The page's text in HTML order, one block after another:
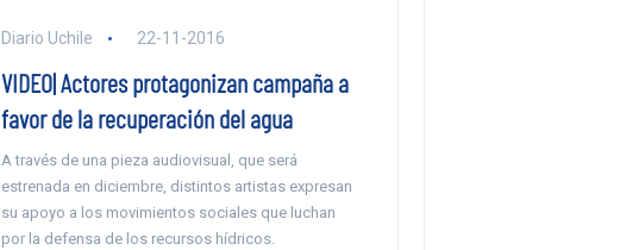
Diario Uchile 22-11-2016
VIDEO| Actores protagonizan campaña a
favor de la recuperación del agua
A través de una pieza audiovisual, que será
estrenada en diciembre, distintos artistas expresan
su apoyo a los movimientos sociales que luchan
por la defensa de los recursos hídricos.